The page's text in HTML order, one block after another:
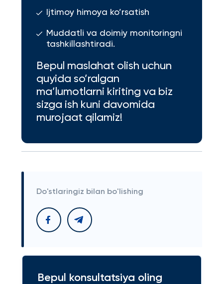
Ijtimoy himoya ko’rsatish
Muddatli va doimiy monitoringni
tashkillashtiradi.
Bepul maslahat olish uchun
quyida so’ralgan
ma’lumotlarni kiriting va biz
sizga ish kuni davomida
murojaat qilamiz!
Do'stlaringiz bilan bo'lishing
Bepul konsultatsiya oling